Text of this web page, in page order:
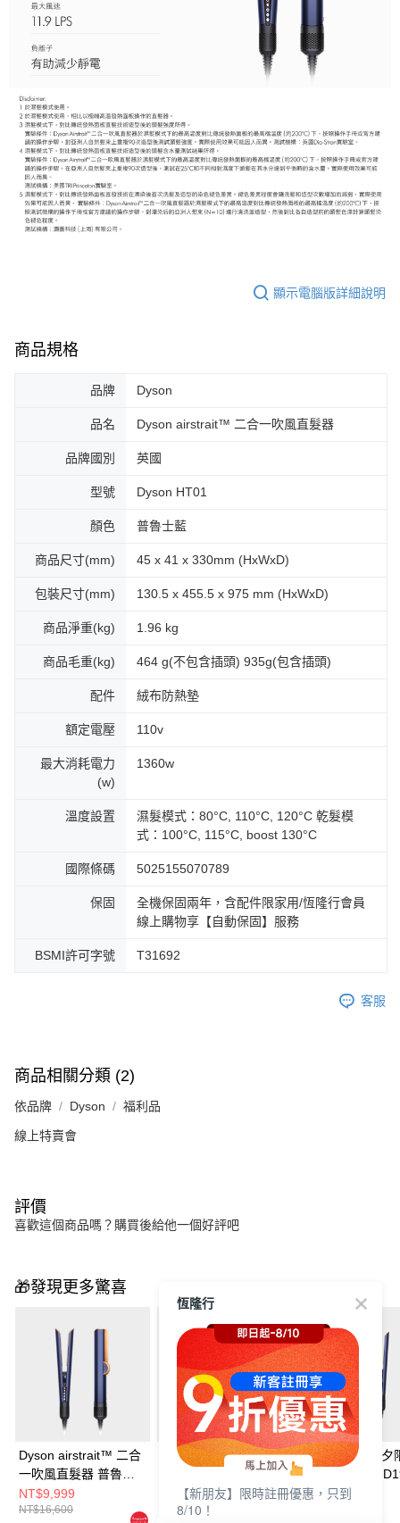
顯示電腦版詳細說明
商品規格
品牌 Dyson
品名 Dyson airstrait™ 二合一吹風直髮器
品牌國別 英國
型號 Dyson HT01
顏色 普魯士藍
商品尺寸(mm) 45 x 41 x 330mm (HxWxD)
包裝尺寸(mm) 130.5 x 455.5 x 975 mm (HxWxD)
商品淨重(kg) 1.96 kg
商品毛重(kg) 464 g(不包含插頭) 935g(包含插頭)
配件 絨布防熱墊
額定電壓 110v
最大消耗電力
(w)
1360w
溫度設置
濕髮模式：80°C, 110°C, 120°C 乾髮模
式：100°C, 115°C, boost 130°C
國際條碼 5025155070789
保固
全機保固兩年，含配件限家用/恆隆行會員
線上購物享【自動保固】服務
BSMI許可字號 T31692
客服
商品相關分類 (2)
依品牌 Dyson 福利品
線上特賣會
評價
喜歡這個商品嗎？購買後給他一個好評吧
🎁發現更多驚喜
Dyson airstrait™ 二合
一吹風直髮器 普魯士
藍
NT$9,999
NT$16,600
【1+1超值組】Dyson
HD17精準造型 輕量吹
風機 雲霧紫+HT01 二
合一吹風直髮器 普魯
NT$25,900
NT$31,500
【8/10-8/24七夕
組】DYSON
Supersonic
NT$17,520
恆隆行
【新朋友】限時註冊優惠，只到
8/10！